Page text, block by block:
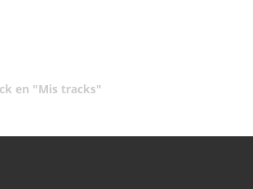
en "Mis tracks"